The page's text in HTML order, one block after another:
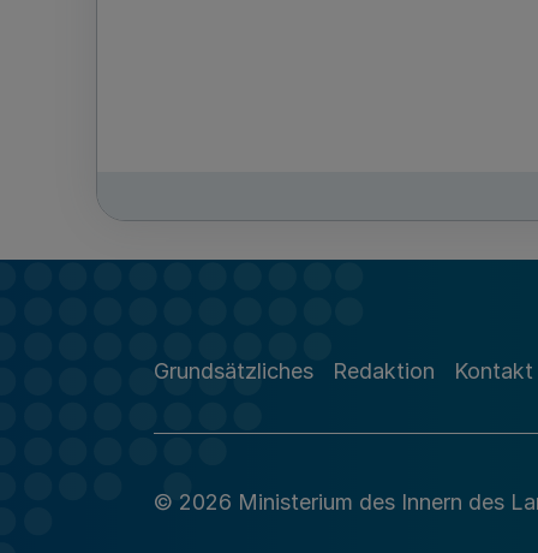
Grundsätzliches Redaktion Kontakt
© 2026 Ministerium des Innern des